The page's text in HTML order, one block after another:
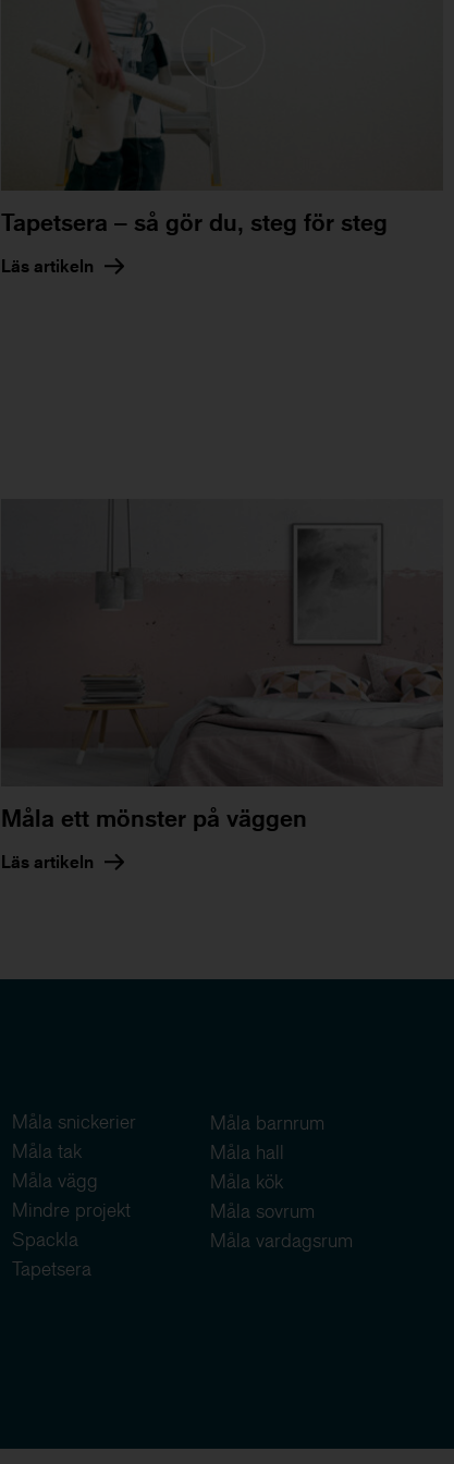
Tapetsera – så gör du, steg för steg
Läs artikeln
Måla ett mönster på väggen
Läs artikeln
Måla snickerier
Måla tak
Måla vägg
Mindre projekt
Spackla
Tapetsera
Måla barnrum
Måla hall
Måla kök
Måla sovrum
Måla vardagsrum